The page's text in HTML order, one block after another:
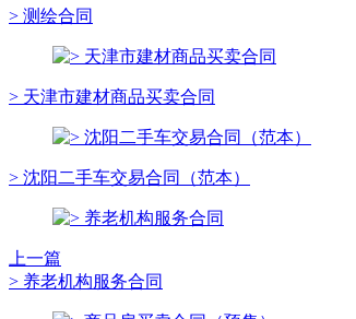
> 测绘合同
> 天津市建材商品买卖合同
> 沈阳二手车交易合同（范本）
上一篇
> 养老机构服务合同